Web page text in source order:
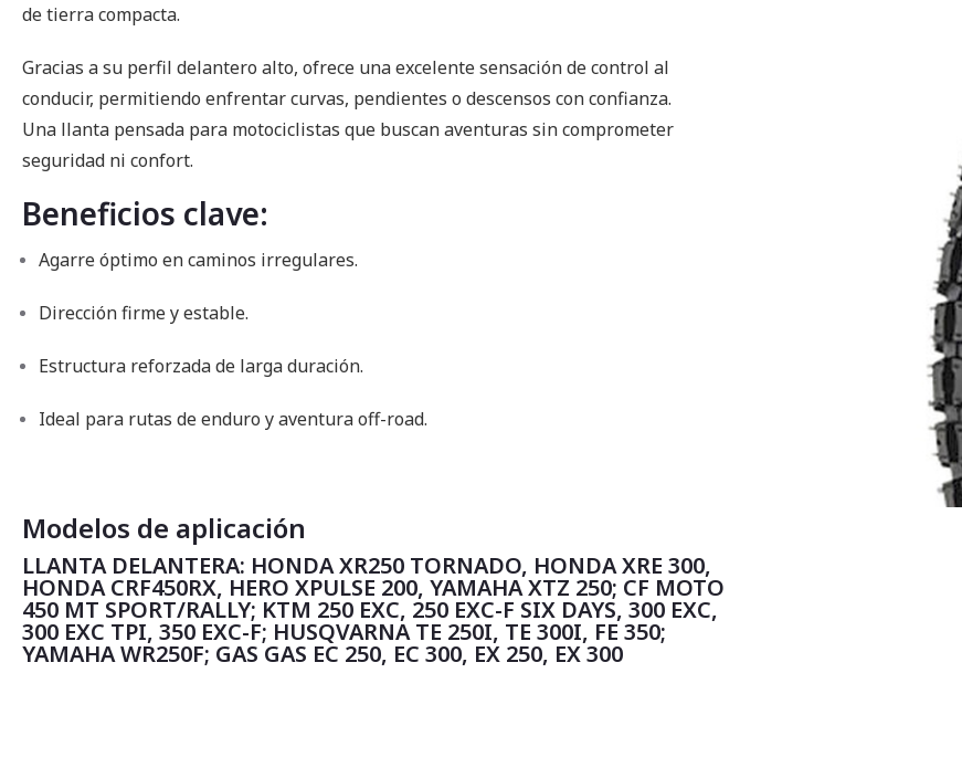
de tierra compacta.
Gracias a su perfil delantero alto, ofrece una excelente sensación de control al
conducir, permitiendo enfrentar curvas, pendientes o descensos con confianza.
Una llanta pensada para motociclistas que buscan aventuras sin comprometer
seguridad ni confort.
Beneficios clave:
Agarre óptimo en caminos irregulares.
Dirección firme y estable.
Estructura reforzada de larga duración.
Ideal para rutas de enduro y aventura off-road.
Modelos de aplicación
LLANTA DELANTERA: HONDA XR250 TORNADO, HONDA XRE 300,
HONDA CRF450RX, HERO XPULSE 200, YAMAHA XTZ 250; CF MOTO
450 MT SPORT/RALLY; KTM 250 EXC, 250 EXC-F SIX DAYS, 300 EXC,
300 EXC TPI, 350 EXC-F; HUSQVARNA TE 250I, TE 300I, FE 350;
YAMAHA WR250F; GAS GAS EC 250, EC 300, EX 250, EX 300